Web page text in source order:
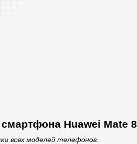
Huawei Mate 8
всех моделей телефонов.